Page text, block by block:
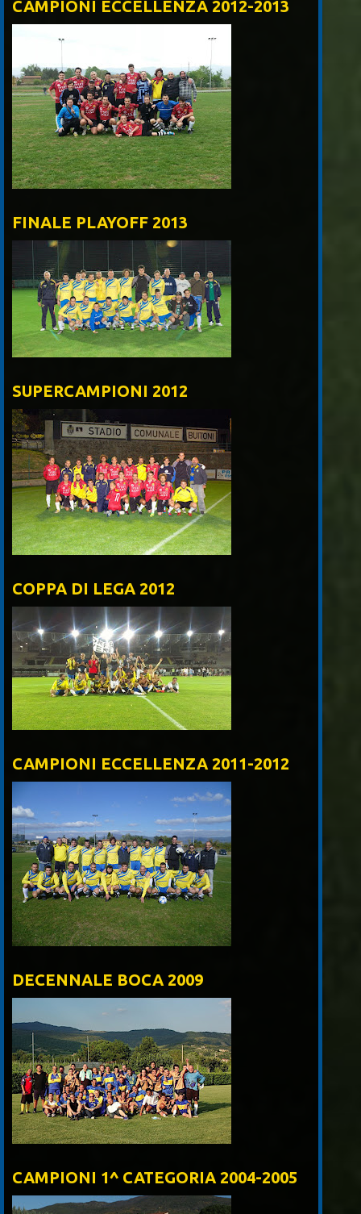
CAMPIONI ECCELLENZA 2012-2013
FINALE PLAYOFF 2013
SUPERCAMPIONI 2012
COPPA DI LEGA 2012
CAMPIONI ECCELLENZA 2011-2012
DECENNALE BOCA 2009
CAMPIONI 1^ CATEGORIA 2004-2005